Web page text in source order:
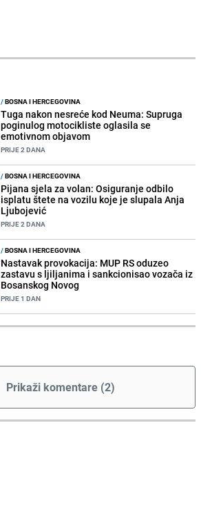
/BOSNA I HERCEGOVINA
Tuga nakon nesreće kod Neuma: Supruga
poginulog motocikliste oglasila se
emotivnom objavom
PRIJE 2 DANA
/BOSNA I HERCEGOVINA
Pijana sjela za volan: Osiguranje odbilo
isplatu štete na vozilu koje je slupala Anja
Ljubojević
PRIJE 2 DANA
/BOSNA I HERCEGOVINA
Nastavak provokacija: MUP RS oduzeo
zastavu s ljiljanima i sankcionisao vozača iz
Bosanskog Novog
PRIJE 1 DAN
Prikaži komentare (2)